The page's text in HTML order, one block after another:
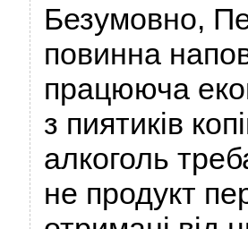
Безумовно,
повинна
працююча
з пиятиків
алкоголь
не продукт